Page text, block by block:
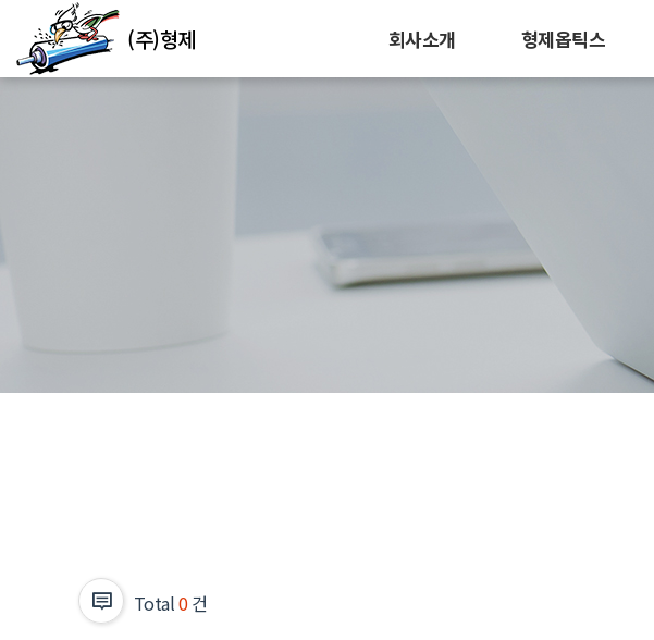
(주)형제 회사소개 형제옵틱스
Total0건